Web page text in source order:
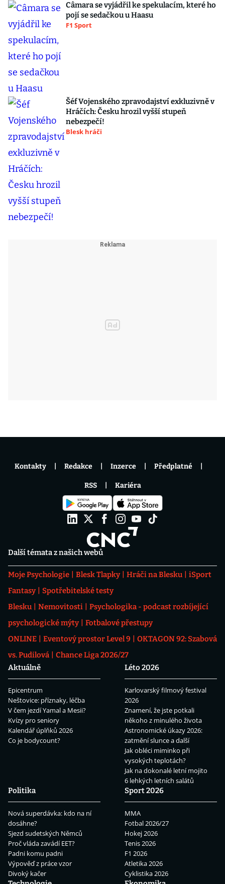
Câmara se vyjádřil ke spekulacím, které ho
pojí se sedačkou u Haasu
F1 Sport
Šéf Vojenského zpravodajství exkluzivně v
Hráčích: Česku hrozil vyšší stupeň
nebezpečí!
Blesk hráči
Další témata z našich webů
Moje Psychologie Blesk Tlapky Hráči na Blesku
iSport
Fantasy
Spotřebitelské testy
Blesku
Nemovitosti
Psychologika - podcast rozbíjející
psychologické mýty
Fotbalové přestupy
ONLINE
Eventový prostor Level 9
OKTAGON 92: Szabová
vs. Pudilová
Chance Liga 2026/27
Aktuálně
Epicentrum
Neštovice: příznaky, léčba
V čem jezdí Yamal a Mesii?
Kvízy pro seniory
Kalendář úplňků 2026
Co je bodycount?
Léto 2026
Karlovarský filmový festival
2026
Znamení, že jste potkali
někoho z minulého života
Astronomické úkazy 2026:
zatmění slunce a další
Jak obléci miminko při
vysokých teplotách?
Jak na dokonalé letní mojito
6 lehkých letních salátů
Politika
Nová superdávka: kdo na ní
dosáhne?
Sjezd sudetských Němců
Proč vláda zavádí EET?
Padni komu padni
Výpověď z práce vzor
Divoký kačer
Sport 2026
MMA
Fotbal 2026/27
Hokej 2026
Tenis 2026
F1 2026
Atletika 2026
Cyklistika 2026
Kontakty Redakce Inzerce Předplatné
RSS Kariéra